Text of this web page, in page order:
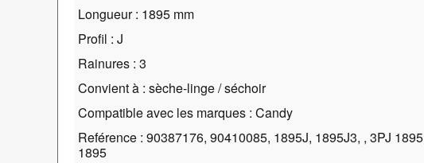
Longueur : 1895 mm
Profil : J
Rainures : 3
Convient à : sèche-linge / séchoir
Compatible avec les marques : Candy
Reférence : 90387176, 90410085, 1895J, 1895J3, , 3PJ
1895